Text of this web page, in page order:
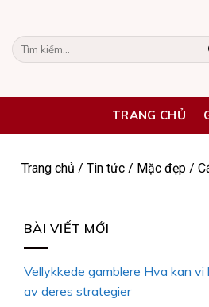
content
Tìm
kiếm:
TRANG CHỦ
Trang chủ / Tin tức / Mặc đẹp /
BÀI VIẾT MỚI
Vellykkede gamblere Hva kan
av deres strategier